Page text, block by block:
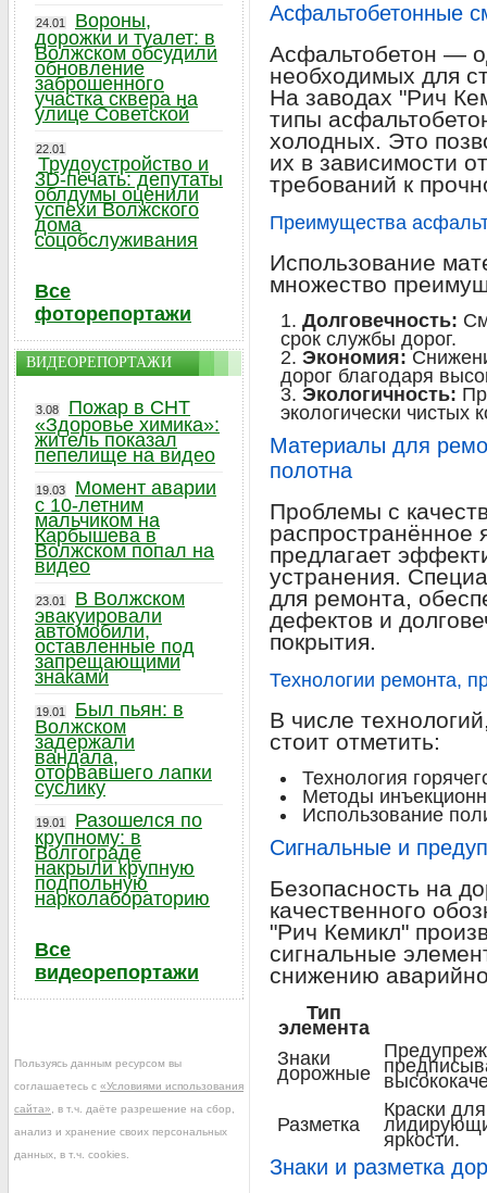
Асфальтобетонные
Асфальтобетон —
необходимых для
На заводах "Рич
типы
холодных. Это
их в зависимости
требований к
Преимущества
Использование
множество
Долговечность:
срок службы дорог.
Экономия:
дорог благодаря
Экологичность:
экологически чистых
Материалы для
полотна
Проблемы с
распространённое
предлагает
устранения.
для ремонта,
дефектов и
покрытия.
Технологии ремонта,
В числе
стоит отметить:
Технология
Методы
Использование
Сигнальные и
Безопасность на
качественного
"Рич Кемикл"
сигнальные
снижению
Тип
элемента
Знаки
дорожные
Разметка
Краски
яркости.
Знаки и разметка
24.01
Вороны,
дорожки и туалет: в
Волжском обсудили
обновление
заброшенного
участка сквера на
улице Советской
22.01
Трудоустройство и
3D-печать: депутаты
облдумы оценили
успехи Волжского
дома
соцобслуживания
Все
фоторепортажи
ВИДЕОРЕПОРТАЖИ
3.08
Пожар в СНТ
«Здоровье химика»:
житель показал
пепелище на видео
19.03
Момент аварии
с 10-летним
мальчиком на
Карбышева в
Волжском попал на
видео
23.01
В Волжском
эвакуировали
автомобили,
оставленные под
запрещающими
знаками
19.01
Был пьян: в
Волжском
задержали
вандала,
оторвавшего лапки
суслику
19.01
Разошелся по
крупному: в
Волгограде
накрыли крупную
подпольную
нарколабораторию
Все
видеорепортажи
Пользуясь данным ресурсом вы
соглашаетесь с «Условиями использования
сайта» , в т.ч. даёте разрешение на сбор,
анализ и хранение своих персональных
данных, в т.ч. cookies.